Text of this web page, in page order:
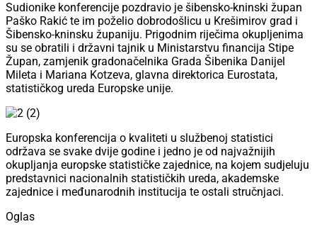
Sudionike konferencije pozdravio je šibensko-kninski župan
Paško Rakić te im poželio dobrodošlicu u Krešimirov grad i
Šibensko-kninsku županiju. Prigodnim riječima okupljenima
su se obratili i državni tajnik u Ministarstvu financija Stipe
Župan, zamjenik gradonačelnika Grada Šibenika Danijel
Mileta i Mariana Kotzeva, glavna direktorica Eurostata,
statističkog ureda Europske unije.
Europska konferencija o kvaliteti u službenoj statistici
održava se svake dvije godine i jedno je od najvažnijih
okupljanja europske statističke zajednice, na kojem sudjeluju
predstavnici nacionalnih statističkih ureda, akademske
zajednice i međunarodnih institucija te ostali stručnjaci.
Oglas